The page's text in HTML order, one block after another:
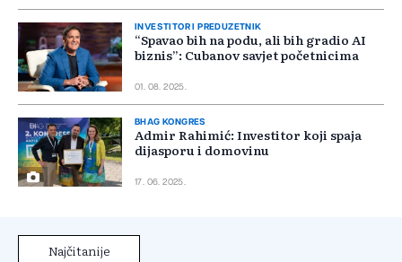
INVESTITOR I PREDUZETNIK
“Spavao bih na podu, ali bih gradio AI
biznis”: Cubanov savjet početnicima
01. 08. 2025.
BHAG KONGRES
Admir Rahimić: Investitor koji spaja
dijasporu i domovinu
17. 06. 2025.
Najčitanije